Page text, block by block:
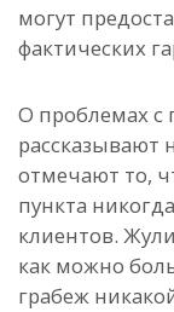
могут
фактических
О проблемах с
отмечают то,
пункта
клиентов.
как можно
грабеж